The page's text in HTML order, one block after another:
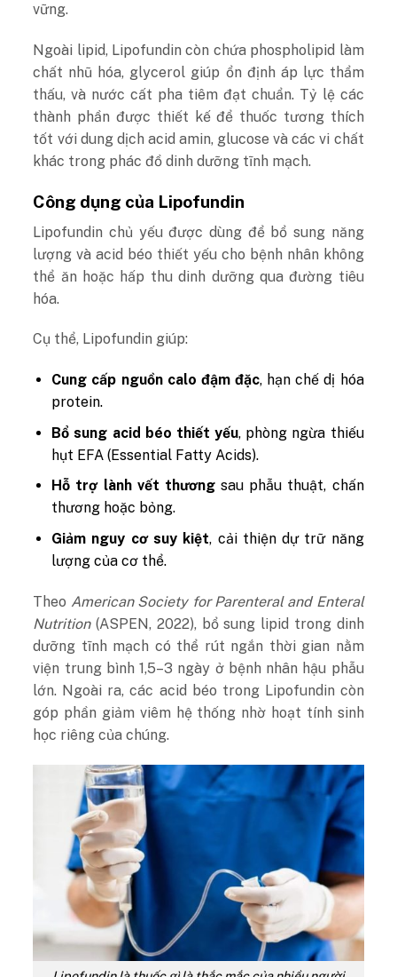
vững.
Ngoài lipid, Lipofundin còn chứa phospholipid làm
chất nhũ hóa, glycerol giúp ổn định áp lực thẩm
thấu, và nước cất pha tiêm đạt chuẩn. Tỷ lệ các
thành phần được thiết kế để thuốc tương thích
tốt với dung dịch acid amin, glucose và các vi chất
khác trong phác đồ dinh dưỡng tĩnh mạch.
Công dụng của Lipofundin
Lipofundin chủ yếu được dùng để bổ sung năng
lượng và acid béo thiết yếu cho bệnh nhân không
thể ăn hoặc hấp thu dinh dưỡng qua đường tiêu
hóa.
Cụ thể, Lipofundin giúp:
Cung cấp nguồn calo đậm đặc, hạn chế dị hóa
protein.
Bổ sung acid béo thiết yếu, phòng ngừa thiếu
hụt EFA (Essential Fatty Acids).
Hỗ trợ lành vết thươngsau phẫu thuật, chấn
thương hoặc bỏng.
Giảm nguy cơ suy kiệt, cải thiện dự trữ năng
lượng của cơ thể.
Theo American Society for Parenteral and Enteral
Nutrition(ASPEN, 2022), bổ sung lipid trong dinh
dưỡng tĩnh mạch có thể rút ngắn thời gian nằm
viện trung bình 1,5–3 ngày ở bệnh nhân hậu phẫu
lớn. Ngoài ra, các acid béo trong Lipofundin còn
góp phần giảm viêm hệ thống nhờ hoạt tính sinh
học riêng của chúng.